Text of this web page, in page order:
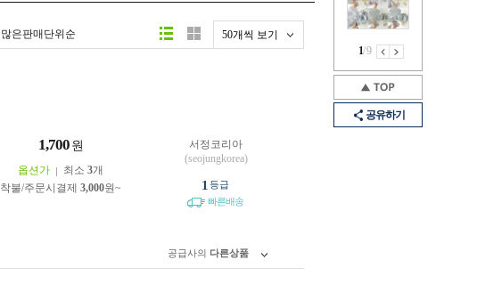
1/9
공유하기
많은판매단위순 50개씩 보기
1,700 원
옵션가 최소 3개
착불/주문시결제 3,000원~
서정코리아
(seojungkorea)
1 등급
빠른배송
공급사의 다른상품